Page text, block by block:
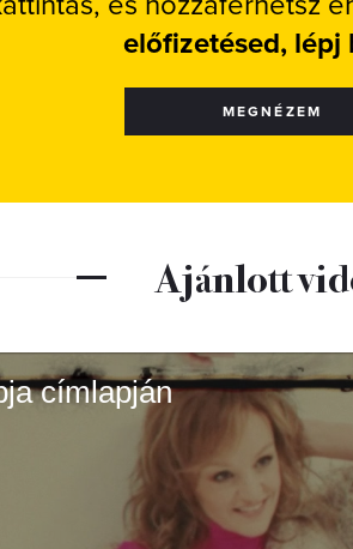
előfizetésed, lépj
MEGNÉZEM
Ajánlott
címlapján